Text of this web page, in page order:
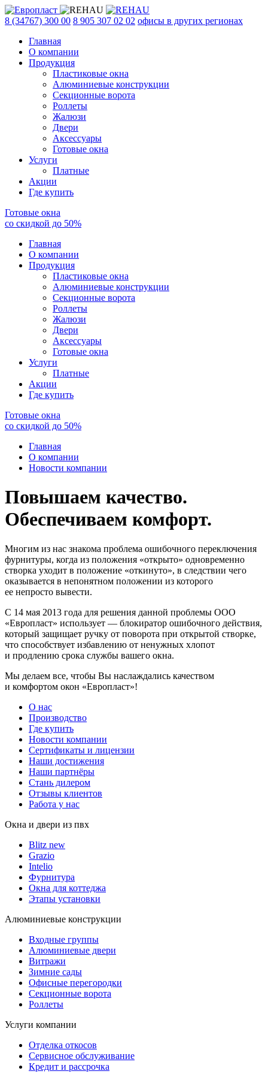
8 (34767) 300 00 8 905 307 02 02 офисы в других регионах
Главная
О компании
Продукция
Пластиковые окна
Алюминиевые конструкции
Секционные ворота
Роллеты
Жалюзи
Двери
Аксессуары
Готовые окна
Услуги
Платные
Акции
Где купить
Готовые окна
со скидкой до 50%
Главная
О компании
Продукция
Пластиковые окна
Алюминиевые конструкции
Секционные ворота
Роллеты
Жалюзи
Двери
Аксессуары
Готовые окна
Услуги
Платные
Акции
Где купить
Готовые окна
со скидкой до 50%
Главная
О компании
Новости компании
Повышаем качество.
Обеспечиваем комфорт.
Многим из нас знакома проблема ошибочного переключения
фурнитуры, когда из положения «открыто» одновременно
створка уходит в положение «откинуто», в следствии чего
оказывается в непонятном положении из которого
ее непросто вывести.
С 14 мая 2013 года для решения данной проблемы ООО
«Европласт» использует — блокиратор ошибочного действия,
который защищает ручку от поворота при открытой створке,
что способствует избавлению от ненужных хлопот
и продлению срока службы вашего окна.
Мы делаем все, чтобы Вы наслаждались качеством
и комфортом окон «Европласт»!
О нас
Производство
Где купить
Новости компании
Сертификаты и лицензии
Наши достижения
Наши партнёры
Стань дилером
Отзывы клиентов
Работа у нас
Окна и двери из пвх
Blitz new
Grazio
Intelio
Фурнитура
Окна для коттеджа
Этапы установки
Алюминиевые конструкции
Входные группы
Алюминиевые двери
Витражи
Зимние сады
Офисные перегородки
Секционные ворота
Роллеты
Услуги компании
Отделка откосов
Сервисное обслуживание
Кредит и рассрочка